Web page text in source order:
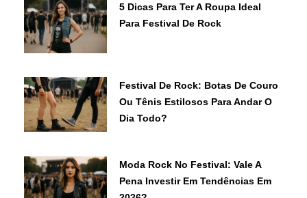
5 Dicas Para Ter A Roupa Ideal
Para Festival De Rock
Festival De Rock: Botas De Couro
Ou Tênis Estilosos Para Andar O
Dia Todo?
Moda Rock No Festival: Vale A
Pena Investir Em Tendências Em